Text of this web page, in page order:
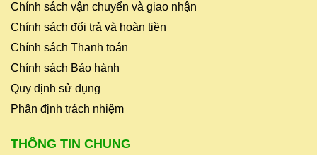
Chính sách vận chuyển và giao nhận
Chính sách đổi trả và hoàn tiền
Chính sách Thanh toán
Chính sách Bảo hành
Quy định sử dụng
Phân định trách nhiệm
THÔNG TIN CHUNG